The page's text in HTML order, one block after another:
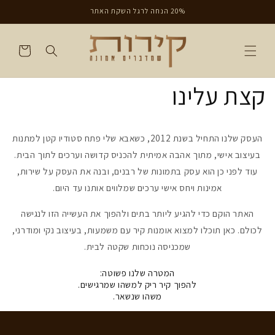
20% הנחה לרגל השקת האתר
קניות
קצת עלינו
העסק שלנו התחיל בשנת 2012, כשאבא שלי פתח סטודיו קטן למתנות
בעיצוב אישי, מתוך אהבה אמיתית להכניס קדושה וערכים לתוך הבית.
עוד לפני כן הוא עסק בתמונות של רבנים, ובנה את העסק על שירות,
אמינות ויחס אישי ערכים שמלווים אותנו עד היום.
האתר הוקם כדי להגיע ליותר בתים ולהפוך את העשייה הזו לנגישה
לכולם. כאן תוכלו למצוא אומנות קיר עם משמעות, בעיצוב נקי ומודרני,
שמכניסה נוכחות שקטה לבית.
המטרה שלנו פשוטה:
להפוך קיר ריק למשהו שמרגישים.
משהו שנשאר.